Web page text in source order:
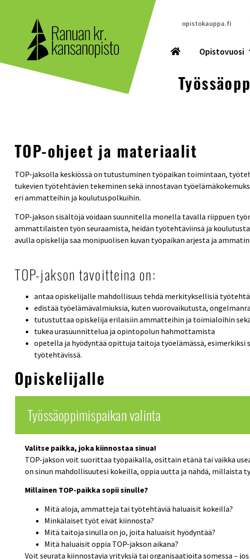
opistokauppa.fi
Opistovuosi
TOP-ohjeet ja materiaalit
TOP-jaksolla keskiössä on tutustuminen työpaikan toimintaan,
tukevien työtehtävien tekeminen sekä innostavan
eri ammatteihin ja koulutuspolkuihin.
TOP-jakson sisältöjä voidaan suunnitella monella tavalla riippuen
ammattilaisten työn seuraamista, heidän työtehtäviinsä ja
avulla opiskelija saa monipuolisen kuvan työpaikan arjesta ja
TOP-jakson tavoitteina on:
antaa opiskelijalle mahdollisuus tehdä merkityksellisiä
edistää työelämävalmiuksia, kuten vuorovaikutusta,
tutustuttaa opiskelija erilaisiin ammatteihin ja toimialoihin
tukea urasuunnittelua ja opintopolun hahmottamista
opetella ja hyödyntää opittuja taitoja työelämässä,
työtehtävissä.
Opiskelijalle
Työssäoppimispaikan valinta
Valitse paikka, joka kiinnostaa sinua!
TOP-jakson voit suorittaa työpaikalla, osittain etänä tai vaikka
on sinun mahdollisuutesi kokeilla, oppia uutta ja nähdä, millaista
Millainen TOP-paikka sopii sinulle?
Mitä aloja, ammatteja tai työtehtäviä haluaisit kokeilla?
Minkälaiset työt eivät kiinnosta?
Mitä taitoja sinulla on jo, joita haluaisit hyödyntää?
Mitä haluaisit oppia TOP-jakson aikana?
Voit seurata kiinnostavia yrityksiä tai organisaatioita somessa –